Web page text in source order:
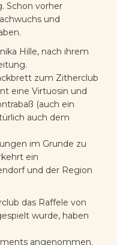
Schon vorher
und
Hille, nach ihrem
zum Zitherclub
eine Virtuosin und
(auch ein
auch dem
im Grunde zu
ein
und der Region
das Raffele von
wurde, haben
angenommen.